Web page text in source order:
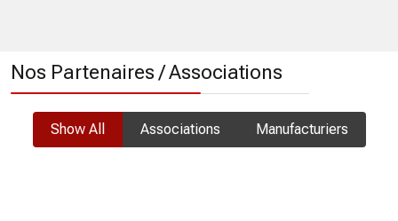
Nos Partenaires / Associations
Show All Associations Manufacturiers